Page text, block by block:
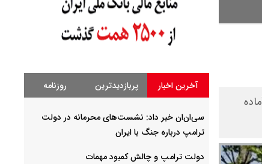
آخرین اخبار پربازدیدترین روزنامه
سی‌ان‌ان خبر داد: نشست‌های محرمانه در دولت
ترامپ درباره جنگ با ایران
دولت ترامپ و چالش کمبود مهمات